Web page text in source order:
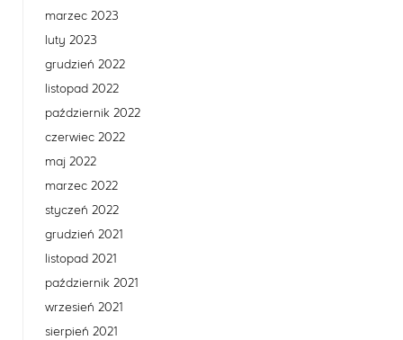
marzec 2023
luty 2023
grudzień 2022
listopad 2022
październik 2022
czerwiec 2022
maj 2022
marzec 2022
styczeń 2022
grudzień 2021
listopad 2021
październik 2021
wrzesień 2021
sierpień 2021